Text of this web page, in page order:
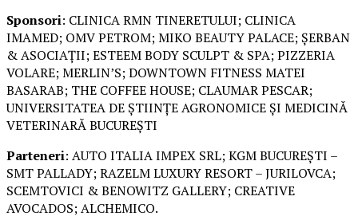
Sponsori: CLINICA RMN TINERETULUI; CLINICA
IMAMED; OMV PETROM; MIKO BEAUTY PALACE; ȘERBAN
& ASOCIAȚII; ESTEEM BODY SCULPT & SPA; PIZZERIA
VOLARE; MERLIN’S; DOWNTOWN FITNESS MATEI
BASARAB; THE COFFEE HOUSE; CLAUMAR PESCAR;
UNIVERSITATEA DE ȘTIINȚE AGRONOMICE ȘI MEDICINĂ
VETERINARĂ BUCUREȘTI
Parteneri: AUTO ITALIA IMPEX SRL; KGM BUCUREȘTI –
SMT PALLADY; RAZELM LUXURY RESORT – JURILOVCA;
SCEMTOVICI & BENOWITZ GALLERY; CREATIVE
AVOCADOS; ALCHEMICO.